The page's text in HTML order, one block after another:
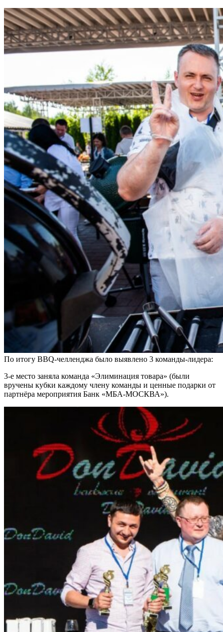
По итогу BBQ-челленджа было выявлено 3 команды-лидера:
3-е место заняла команда «Элиминация товара» (были
вручены кубки каждому члену команды и ценные подарки от
партнёра мероприятия Банк «МБА-МОСКВА»).